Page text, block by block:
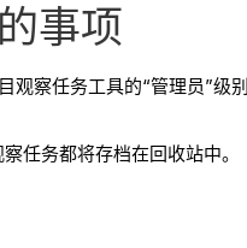
事项
观察任务工具的“管理员”级别
任务都将存档在回收站中。